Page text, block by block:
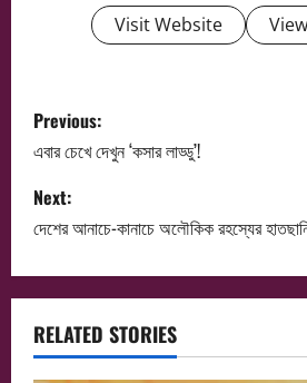
Visit Website
P
o
s
t
n
a
Previous:
এবার চেখে দেখুন ‘কসার লাড্ডু’!
Next:
দেশের আনাচে-কানাচে অলৌকিক রহস্যের
RELATED STORIES